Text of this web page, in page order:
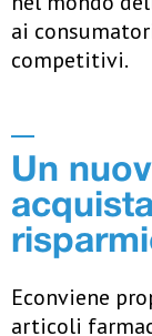
ai
competitivi.
Un
Econviene
articoli